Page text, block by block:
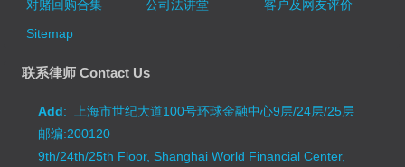
对赌回购合集
公司法讲堂
客户及网友评价
Sitemap
联系律师 Contact Us
Add: 上海市世纪大道100号环球金融中心9层/24层/25层
邮编:200120
9th/24th/25th Floor, Shanghai World Financial Center,